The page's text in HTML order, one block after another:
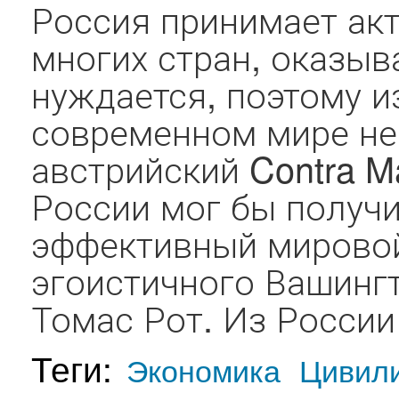
Россия принимает
многих стран,
нуждается, поэтому
современном мире
австрийский Contra
России мог бы
эффективный
эгоистичного
Томас Рот. Из
Теги: Экономика